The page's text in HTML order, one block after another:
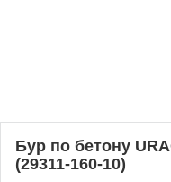
Бур по бетону
(29311-160-10)